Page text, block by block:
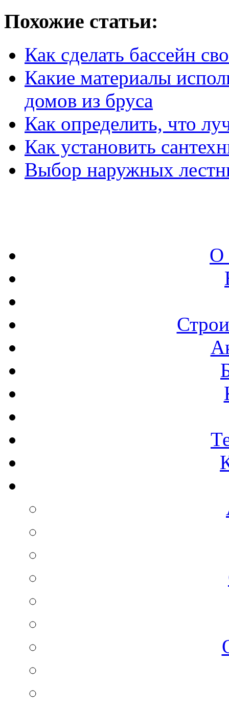
Похожие статьи:
Как сделать бассейн
Какие материалы
домов из бруса
Как определить, что
Как установить
Выбор наружных
О